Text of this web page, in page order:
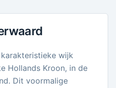
wijk
Hollands Kroon, in de
Dit voormalige